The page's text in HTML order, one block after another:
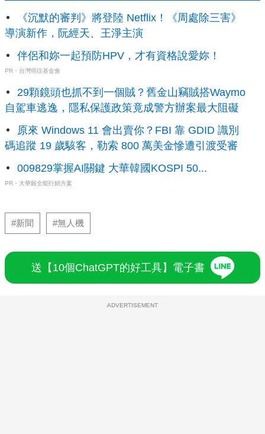
《沉默的審判》將登陸 Netflix！《周處除三害》
導演新作，阮經天、王淨主演
伴侶和妳一起預防HPV，才有資格說愛妳！
PR・台灣癌症基金會
29顆鏡頭也抓不到一個賊？舊金山竊賊搭Waymo
自駕車逃逸，隱私保護政策竟成警方辦案最大阻礙
原來 Windows 11 會出賣你？FBI 靠 GDID 識別
碼追蹤 19 歲駭客，勒索 800 萬美金慘遭引渡受審
009829掌握AI關鍵 大華韓國KOSPI 50...
PR・大華銀全能行銷方案
#新聞 #無人機
送【10個ChatGPT的好工具】電子書
ADVERTISEMENT